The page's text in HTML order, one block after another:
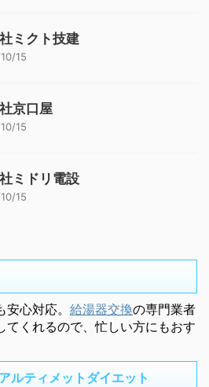
ミクト技建
15
京口屋
15
ミドリ電設
15
心対応。 給湯器交換の専門業者
てくれるので、忙しい方にもおす
ルティメットダイエット